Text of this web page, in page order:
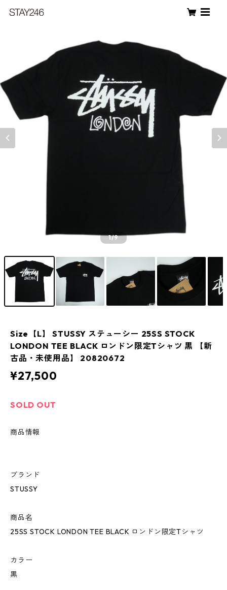
1/9
Size【L】 STUSSY ステューシー 25SS STOCK
LONDON TEE BLACK ロンドン限定Tシャツ 黒 【新
古品・未使用品】 20820672
¥27,500
SOLD OUT
商品情報
ブランド
STUSSY
商品名
25SS STOCK LONDON TEE BLACK ロンドン限定Tシャツ
カラー
黒